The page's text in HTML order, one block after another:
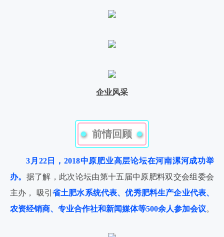
企业风采
前情回顾
3月22日，2018中原肥业高层论坛在河南漯河成功举
办。 据了解，此次论坛由第十五届中原肥料双交会组委会
主办， 吸引 省土肥水系统代表、优秀肥料生产企业代表、
农资经销商、专业合作社和新闻媒体等500余人参加会议。